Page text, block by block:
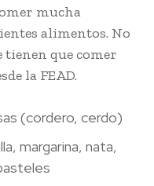
mucha
alimentos. No
tienen que comer
la FEAD.
(cordero, cerdo)
margarina, nata,